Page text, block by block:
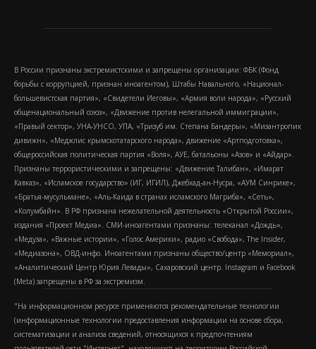
В России признаны экстремистскими и запрещены организации: ФБК (Фонд
борьбы с коррупцией, признан иноагентом), Штабы Навального, «Национал-
большевистская партия», «Свидетели Иеговы», «Армия воли народа», «Русский
общенациональный союз», «Движение против нелегальной иммиграции»,
«Правый сектор», УНА-УНСО, УПА, «Тризуб им. Степана Бандеры», «Мизантропик
дивижн», «Меджлис крымскотатарского народа», движение «Артподготовка»,
общероссийская политическая партия «Воля», АУЕ, батальоны «Азов» и «Айдар».
Признаны террористическими и запрещены: «Движение Талибан», «Имарат
Кавказ», «Исламское государство» (ИГ, ИГИЛ), Джебхад-ан-Нусра, «АУМ Синрике»,
«Братья-мусульмане», «Аль-Каида в странах исламского Магриба», «Сеть»,
«Колумбайн». В РФ признана нежелательной деятельность «Открытой России»,
издания «Проект Медиа». СМИ-иноагентами признаны: телеканал «Дождь»,
«Медуза», «Важные истории», «Голос Америки», радио «Свобода», The Insider,
«Медиазона», ОВД-инфо. Иноагентами признаны общество/центр «Мемориал»,
«Аналитический Центр Юрия Левады», Сахаровский центр. Instagram и Facebook
(Metа) запрещены в РФ за экстремизм.
"На информационном ресурсе применяются рекомендательные технологии
(информационные технологии предоставления информации на основе сбора,
систематизации и анализа сведений, относящихся к предпочтениям